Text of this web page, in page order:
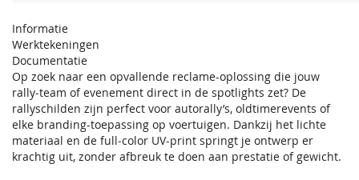
Informatie
Werktekeningen
Documentatie
Op zoek naar een opvallende reclame-oplossing die jouw
rally‑team of evenement direct in de spotlights zet? De
rallyschilden zijn perfect voor autorally’s, oldtimerevents of
elke branding-toepassing op voertuigen. Dankzij het lichte
materiaal en de full‑color UV-print springt je ontwerp er
krachtig uit, zonder afbreuk te doen aan prestatie of gewicht.